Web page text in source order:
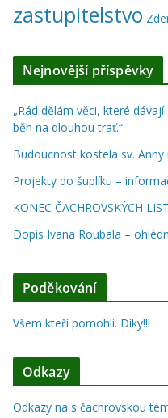
zastupitelstvo
Nejnovější příspěvky
„Rád dělám věci, které
běh na dlouhou trať.“
Budoucnost kostela sv. Anny
Projekty do šuplíku –
KONEC ČACHROVSKÝCH
Dopis Ivana Roubala –
Poděkování
Všem kteří pomohli. Díky!!!
Odkazy
Odkazy na s čachrovskou